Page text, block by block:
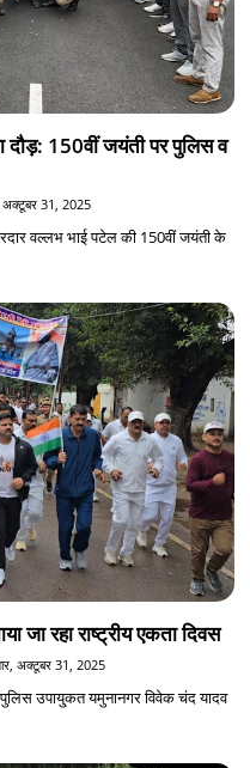
150वीं जयंती पर पुलिस व
अक्टूबर 31, 2025
वल्लभ भाई पटेल की 150वीं जयंती के
जा रहा राष्ट्रीय एकता दिवस
अक्टूबर 31, 2025
उपायु्कत यमुनानगर विवेक चंद यादव